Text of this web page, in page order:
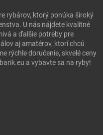
rybárov, ktorý ponúka široký
U nás nájdete kvalitné
a ďalšie potreby pre
aj amatérov, ktorí chcú
rýchle doručenie, skvelé ceny
a vybavte sa na ryby!